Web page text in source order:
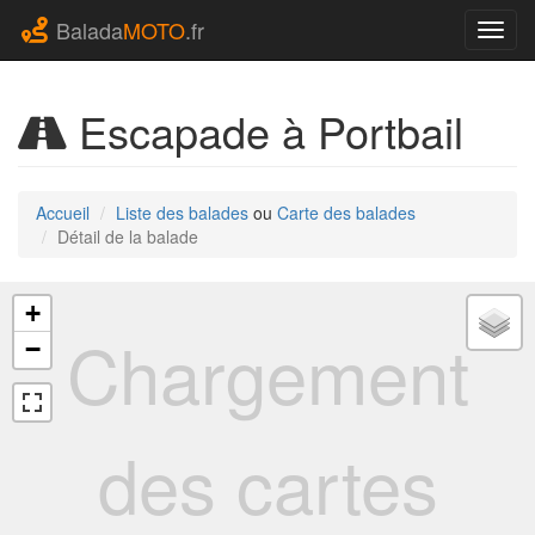
BaladaMOTO.fr
Escapade à Portbail
Accueil Liste des balades ou Carte des balades
Détail de la balade
Chargement
des cartes
+
−